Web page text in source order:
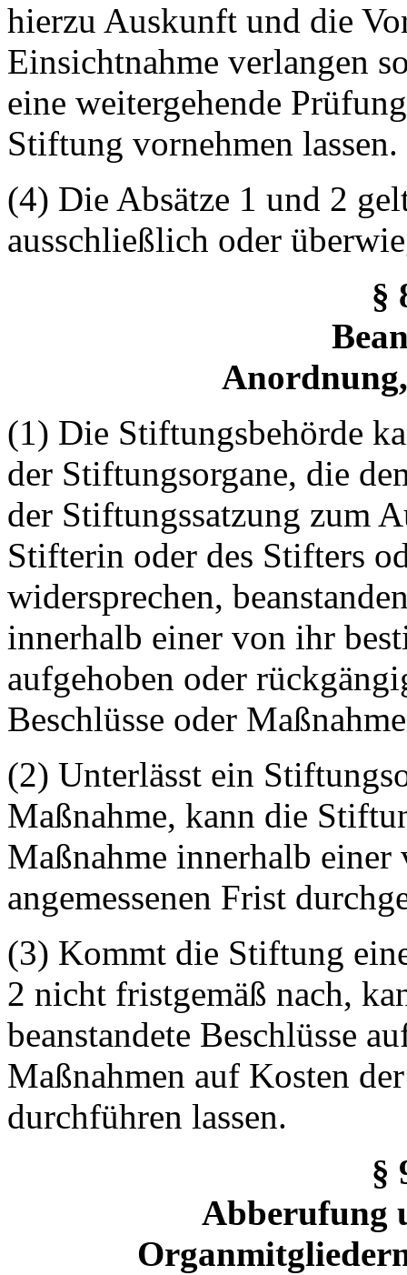
hierzu Auskunft und die
Einsichtnahme verlangen
eine weitergehende
Stiftung vornehmen lassen.
(4) Die Absätze 1 und 2
ausschließlich oder
§
(1) Die Stiftungsbehörde
der Stiftungsorgane, die
der Stiftungssatzung zum
Stifterin oder des Stifters
widersprechen,
innerhalb einer von ihr
aufgehoben oder
Beschlüsse oder
(2) Unterlässt ein
Maßnahme, kann die
Maßnahme innerhalb
angemessenen Frist
(3) Kommt die Stiftung
2 nicht fristgemäß nach,
beanstandete Beschlüsse
Maßnahmen auf Kosten
durchführen lassen.
§
Abberufung